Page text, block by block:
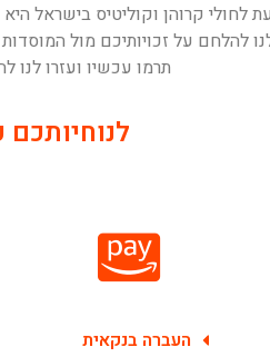
לחולי קרוהן וקוליטיס בישראל
להלחם על זכויותיכם מול
תרמו עכשיו ועזרו לנו
העברה בנקאית